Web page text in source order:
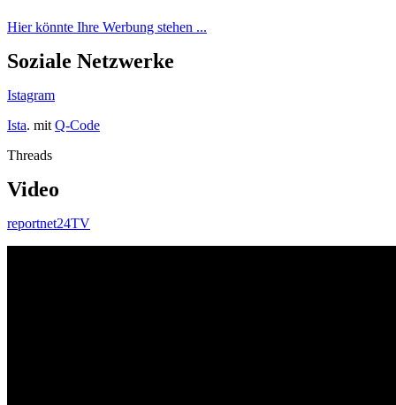
Hier könnte Ihre Werbung stehen ...
Soziale Netzwerke
Istagram
Ista. mit Q-Code
Threads
Video
reportnet24TV